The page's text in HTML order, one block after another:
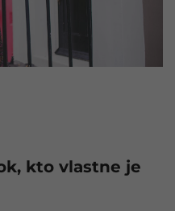
kto vlastne je